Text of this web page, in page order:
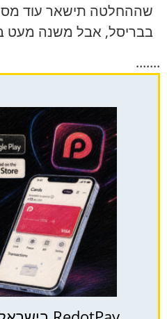
שההחלטה תישאר עוד
בבריסל, אבל משנה מעט
.......